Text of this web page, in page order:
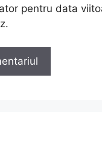
pentru data